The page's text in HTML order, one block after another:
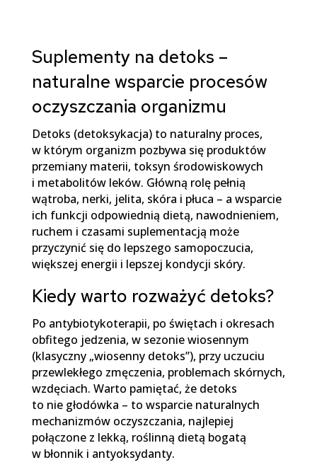
Suplementy na detoks –
naturalne wsparcie procesów
oczyszczania organizmu
Detoks (detoksykacja) to naturalny proces,
w którym organizm pozbywa się produktów
przemiany materii, toksyn środowiskowych
i metabolitów leków. Główną rolę pełnią
wątroba, nerki, jelita, skóra i płuca – a wsparcie
ich funkcji odpowiednią dietą, nawodnieniem,
ruchem i czasami suplementacją może
przyczynić się do lepszego samopoczucia,
większej energii i lepszej kondycji skóry.
Kiedy warto rozważyć detoks?
Po antybiotykoterapii, po świętach i okresach
obfitego jedzenia, w sezonie wiosennym
(klasyczny „wiosenny detoks”), przy uczuciu
przewlekłego zmęczenia, problemach skórnych,
wzdęciach. Warto pamiętać, że detoks
to nie głodówka – to wsparcie naturalnych
mechanizmów oczyszczania, najlepiej
połączone z lekką, roślinną dietą bogatą
w błonnik i antyoksydanty.